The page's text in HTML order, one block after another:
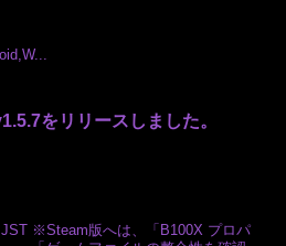
をリリースしました。
※Steam版へは、「B100X プロパ